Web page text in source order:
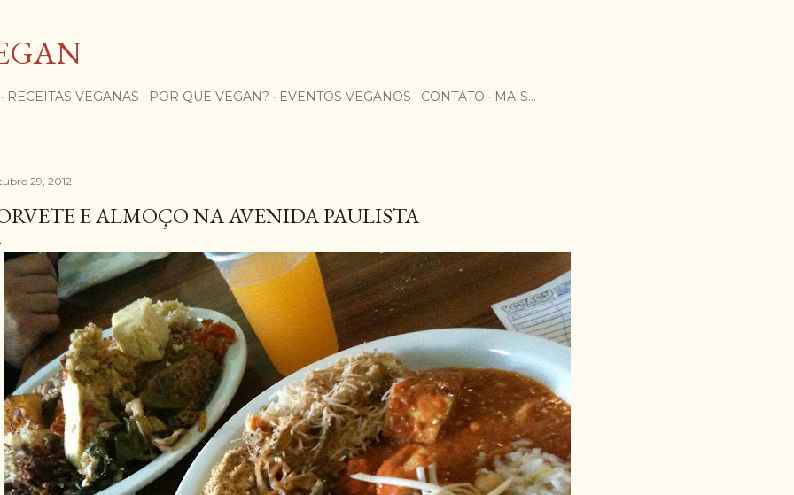
RECEITAS VEGANAS POR QUE VEGAN? EVENTOS VEGANOS CONTATO MAIS…
29, 2012
E ALMOÇO NA AVENIDA PAULISTA